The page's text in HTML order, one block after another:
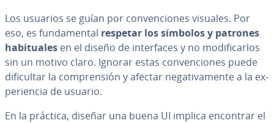
Los usuarios se guían por co­n­ve­n­cio­nes visuales. Por
eso, es fu­n­da­me­n­tal respetar los símbolos y patrones
ha­bi­tua­les en el diseño de in­te­r­fa­ces y no mo­di­fi­car­los
sin un motivo claro. Ignorar estas co­n­ve­n­cio­nes puede
di­fi­cu­l­tar la co­m­pre­n­sión y afectar ne­ga­ti­va­me­n­te a la ex­
pe­rie­n­cia de usuario.
En la práctica, diseñar una buena UI implica encontrar el